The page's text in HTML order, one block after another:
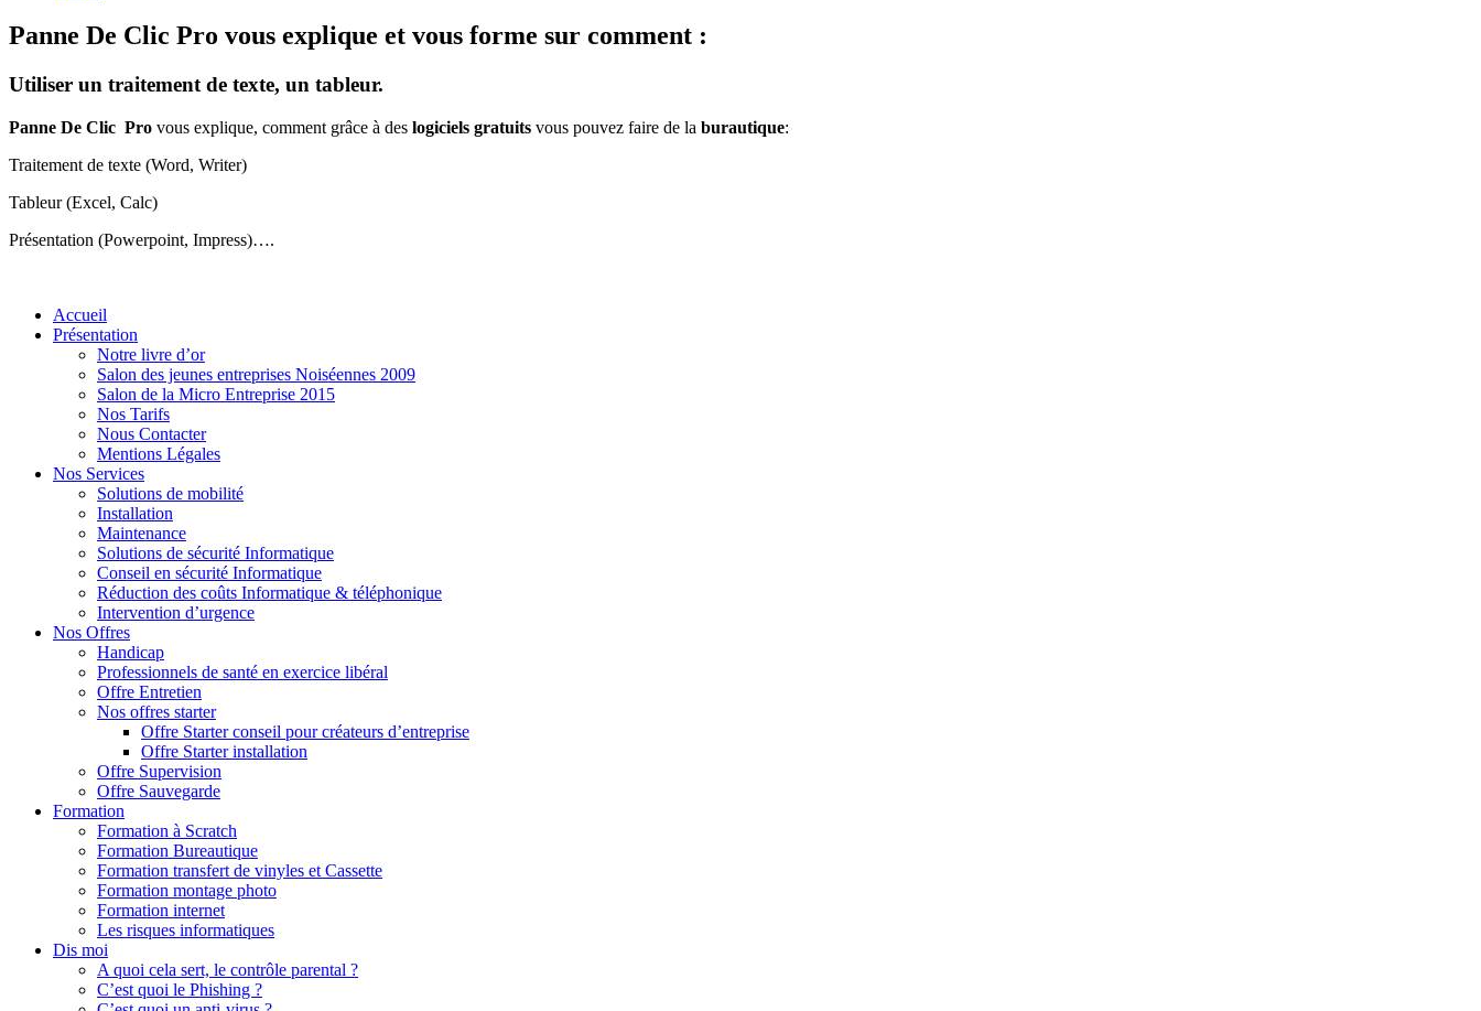
Panne De Clic Pro vous explique et vous forme sur comment :
Utiliser un traitement de texte, un tableur.
Panne De Clic Pro vous explique, comment grâce à des logiciels gratuits vous pouvez faire de la burautique:
Traitement de texte (Word, Writer)
Tableur (Excel, Calc)
Présentation (Powerpoint, Impress)….
Accueil
Présentation
Notre livre d’or
Salon des jeunes entreprises Noiséennes 2009
Salon de la Micro Entreprise 2015
Nos Tarifs
Nous Contacter
Mentions Légales
Nos Services
Solutions de mobilité
Installation
Maintenance
Solutions de sécurité Informatique
Conseil en sécurité Informatique
Réduction des coûts Informatique & téléphonique
Intervention d’urgence
Nos Offres
Handicap
Professionnels de santé en exercice libéral
Offre Entretien
Nos offres starter
Offre Starter conseil pour créateurs d’entreprise
Offre Starter installation
Offre Supervision
Offre Sauvegarde
Formation
Formation à Scratch
Formation Bureautique
Formation transfert de vinyles et Cassette
Formation montage photo
Formation internet
Les risques informatiques
Dis moi
A quoi cela sert, le contrôle parental ?
C’est quoi le Phishing ?